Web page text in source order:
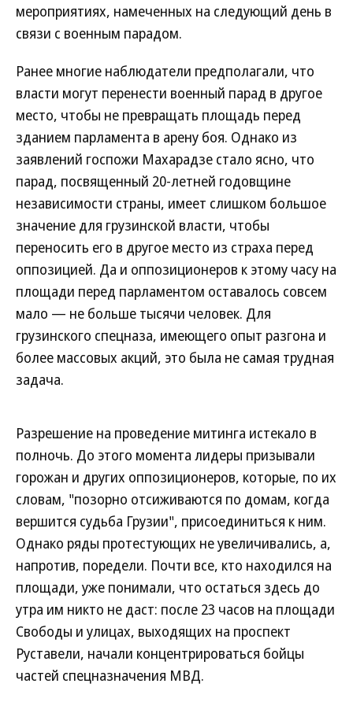
мероприятиях, намеченных на следующий день в
связи с военным парадом.
Ранее многие наблюдатели предполагали, что
власти могут перенести военный парад в другое
место, чтобы не превращать площадь перед
зданием парламента в арену боя. Однако из
заявлений госпожи Махарадзе стало ясно, что
парад, посвященный 20-летней годовщине
независимости страны, имеет слишком большое
значение для грузинской власти, чтобы
переносить его в другое место из страха перед
оппозицией. Да и оппозиционеров к этому часу на
площади перед парламентом оставалось совсем
мало — не больше тысячи человек. Для
грузинского спецназа, имеющего опыт разгона и
более массовых акций, это была не самая трудная
задача.
Разрешение на проведение митинга истекало в
полночь. До этого момента лидеры призывали
горожан и других оппозиционеров, которые, по их
словам, "позорно отсиживаются по домам, когда
вершится судьба Грузии", присоединиться к ним.
Однако ряды протестующих не увеличивались, а,
напротив, поредели. Почти все, кто находился на
площади, уже понимали, что остаться здесь до
утра им никто не даст: после 23 часов на площади
Свободы и улицах, выходящих на проспект
Руставели, начали концентрироваться бойцы
частей спецназначения МВД.